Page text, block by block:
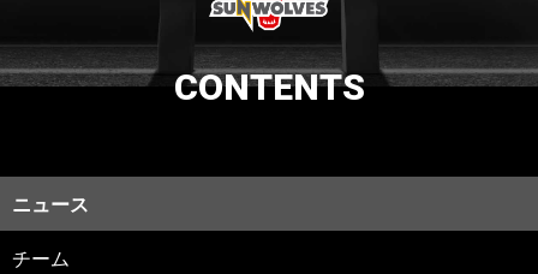
CONTENTS
ニュース
チーム